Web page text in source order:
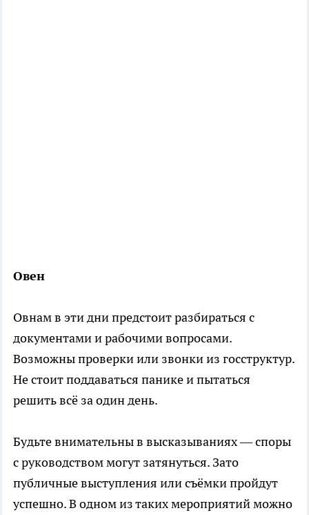
Овен
Овнам в эти дни предстоит разбираться с
документами и рабочими вопросами.
Возможны проверки или звонки из госструктур.
Не стоит поддаваться панике и пытаться
решить всё за один день.
Будьте внимательны в высказываниях — споры
с руководством могут затянуться. Зато
публичные выступления или съёмки пройдут
успешно. В одном из таких мероприятий можно